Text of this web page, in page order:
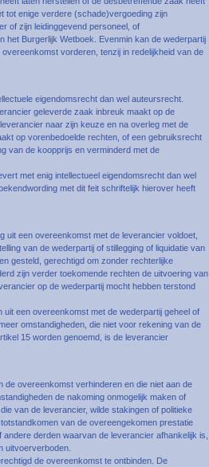
tot enige verdere (schade)vergoeding zijn
of zijn leidinggevend personeel, of
het Burgerlijk Wetboek. Evenmin kan de wederpartij
vorderen, tenzij in redelijkheid van de
eigendomsrecht dan wel auteursrecht.
geleverde zaak inbreuk maakt op de
naar zijn keuze en na overleg met de
op vorenbedoelde rechten, of een gebruiksrecht
van de koopprijs en verminderd met de
met enig intellectueel eigendomsrecht dan wel
met dit feit schriftelijk hierover heeft
uit een overeenkomst met de leverancier voldoet,
van de wederpartij of stillegging of liquidatie van
gesteld, gerechtigd om zonder rechterlijke
zijn verder toekomende rechten de uitvoering van
op de wederpartij mocht hebben terstond
een overeenkomst met de wederpartij geheel of
omstandigheden, die niet voor rekening van de
15 worden genoemd, is de leverancier
overeenkomst verhinderen en die niet aan de
de nakoming onmogelijk maken of
van de leverancier, wilde stakingen of politieke
van de overeengekomen prestatie
derden waarvan de leverancier afhankelijk is,
uitvoerverboden.
de overeenkomst te ontbinden. De